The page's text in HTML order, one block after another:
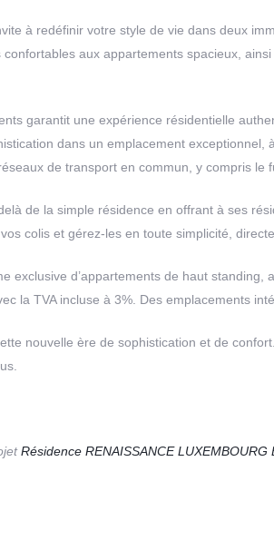
à redéfinir votre style de vie dans deux
confortables aux appartements spacieux,
garantit une expérience résidentielle
dans un emplacement exceptionnel,
de transport en commun, y compris le
de la simple résidence en offrant à ses
colis et gérez-les en toute simplicité,
exclusive d’appartements de haut
la TVA incluse à 3%. Des emplacements
nouvelle ère de sophistication et de
Résidence RENAISSANCE LUXEMBOURG